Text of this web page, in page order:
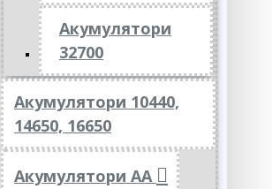
Акумулятори
32700
Акумулятори 10440,
14650, 16650
Акумулятори АА